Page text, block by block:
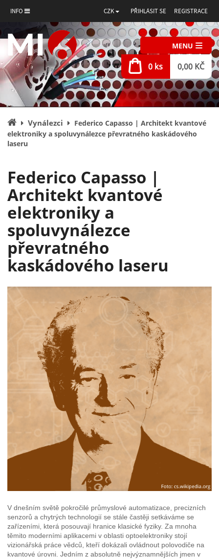
INFO CZK PŘIHLÁSIT SE REGISTRACE
MENU
0 ks 0,00 KČ
Úvodní
stránka
Vynálezci
Federico Capasso | Architekt kvantové
elektroniky a spoluvynálezce převratného kaskádového
laseru
Federico Capasso |
Architekt kvantové
elektroniky a
spoluvynálezce
převratného
kaskádového laseru
V dnešním světě pokročilé průmyslové automatizace, precizních
senzorů a chytrých technologií se stále častěji setkáváme se
zařízeními, která posouvají hranice klasické fyziky. Za mnoha
těmito moderními aplikacemi v oblasti optoelektroniky stojí
vizionářská práce vědců, kteří dokázali ovládnout polovodiče na
kvantové úrovni. Jedním z absolutně nejvýznamnějších jmen v